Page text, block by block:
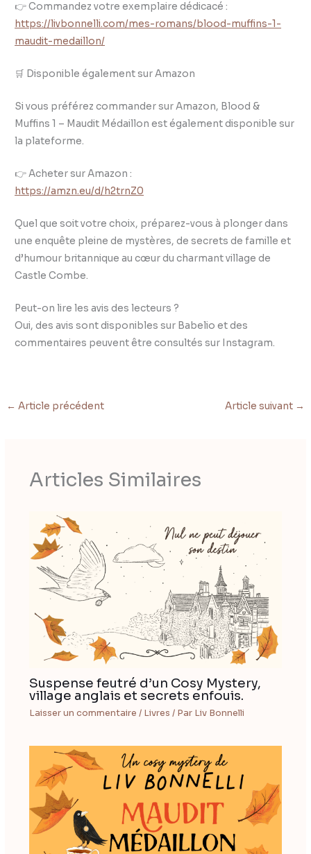
👉 Commandez votre exemplaire dédicacé :
https://livbonnelli.com/mes-romans/blood-muffins-1-
maudit-medaillon/
🛒 Disponible également sur Amazon
Si vous préférez commander sur Amazon, Blood &
Muffins 1 – Maudit Médaillon est également disponible sur
la plateforme.
👉 Acheter sur Amazon :
https://amzn.eu/d/h2trnZ0
Quel que soit votre choix, préparez-vous à plonger dans
une enquête pleine de mystères, de secrets de famille et
d’humour britannique au cœur du charmant village de
Castle Combe.
Peut-on lire les avis des lecteurs ?
Oui, des avis sont disponibles sur Babelio et des
commentaires peuvent être consultés sur Instagram.
← Article précédent Article suivant →
Articles Similaires
Suspense feutré d’un Cosy Mystery,
village anglais et secrets enfouis.
Laisser un commentaire / Livres / Par Liv Bonnelli